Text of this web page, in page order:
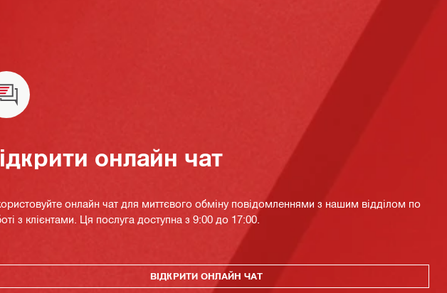
онлайн чат
онлайн чат для миттєвого обміну повідомленнями з нашим відділом по
з клієнтами. Ця послуга доступна з 9:00 до 17:00.
ВІДКРИТИ ОНЛАЙН ЧАТ